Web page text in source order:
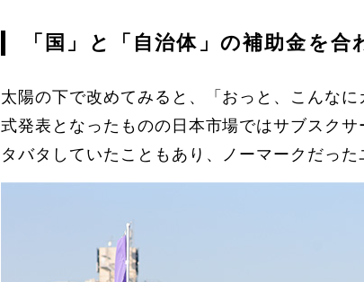
「国」と「自治体」の補助金を
太陽の下で改めてみると、「おっと、こんな
式発表となったものの日本市場ではサブスク
タバタしていたこともあり、ノーマークだった